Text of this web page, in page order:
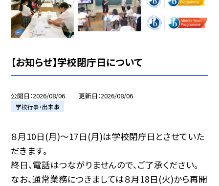
【お知らせ】学校閉庁日について
公開日 2026/08/06 更新日 2026/08/06
学校行事・出来事
８月10日(月)〜17日(月)は学校閉庁日とさせていた
だきます。
終日、電話はつながりませんので、ご了承ください。
なお、通常業務につきましては８月18日(火)から再開